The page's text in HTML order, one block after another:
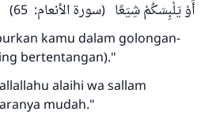
أَوْ يَلْبِسَكُمْ شِيَعًا (سورة الأنعام: 65)
kamu dalam golongan-
bertentangan)."
alaihi wa sallam
mudah."